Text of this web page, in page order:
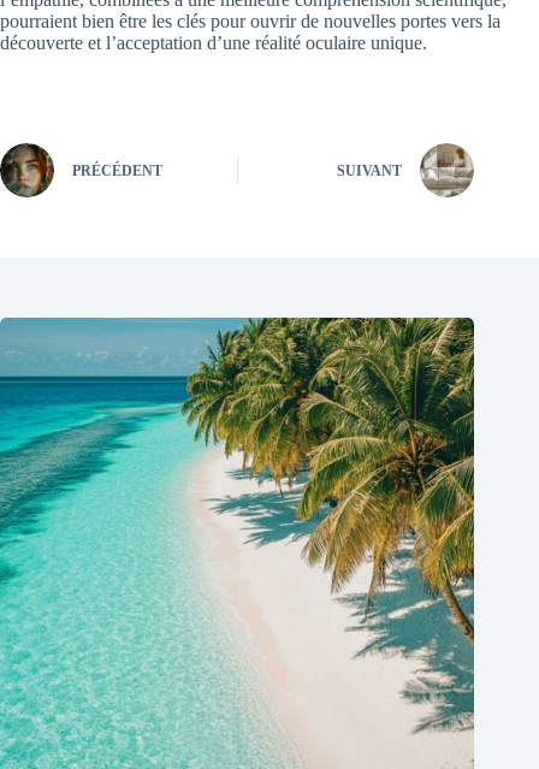
pourraient bien être les clés pour ouvrir de nouvelles portes vers la
découverte et l’acceptation d’une réalité oculaire unique.
PRÉCÉDENT SUIVANT